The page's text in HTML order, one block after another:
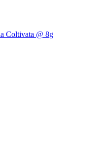
Coltivata @ 8g